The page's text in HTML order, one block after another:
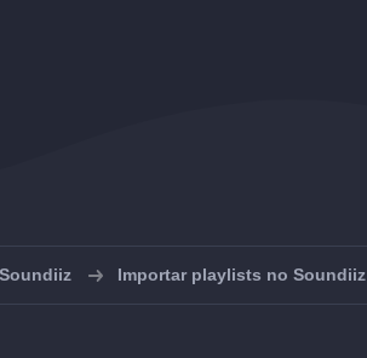
Soundiiz Importar playlists no Soundiiz